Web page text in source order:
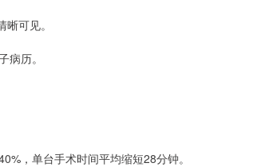
可见。
历。
，单台手术时间平均缩短28分钟。